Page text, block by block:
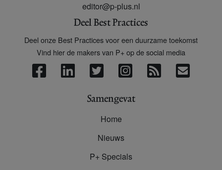
editor@p-plus.nl
Deel Best Practices
Deel onze Best Practices voor een duurzame toekomst
Vind hier de makers van P+ op de social media
Samengevat
Home
Nieuws
P+ Specials